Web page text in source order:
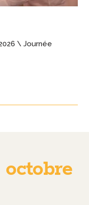
\ Journée